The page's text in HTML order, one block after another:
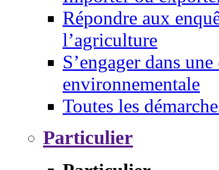
Répondre aux
l’agriculture
S’engager dans
environnementale
Toutes les
Particulier